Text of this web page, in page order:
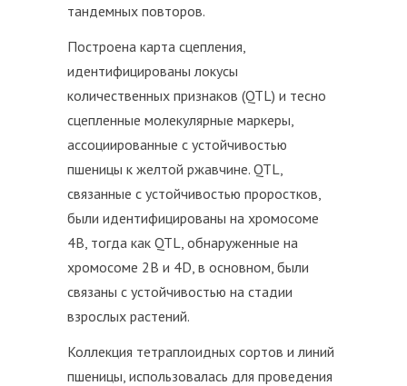
тандемных повторов.
Построена карта сцепления,
идентифицированы локусы
количественных признаков (QTL) и тесно
сцепленные молекулярные маркеры,
ассоциированные с устойчивостью
пшеницы к желтой ржавчине. QTL,
связанные с устойчивостью проростков,
были идентифицированы на хромосоме
4В, тогда как QTL, обнаруженные на
хромосоме 2В и 4D, в основном, были
связаны с устойчивостью на стадии
взрослых растений.
Коллекция тетраплоидных сортов и линий
пшеницы, использовалась для проведения